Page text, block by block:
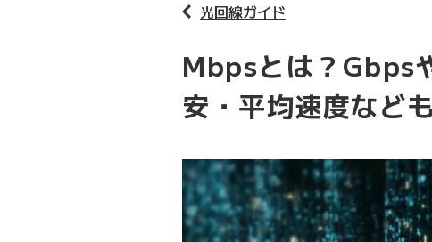
光回線ガイド
Mbpsとは？Gbps
安・平均速度など